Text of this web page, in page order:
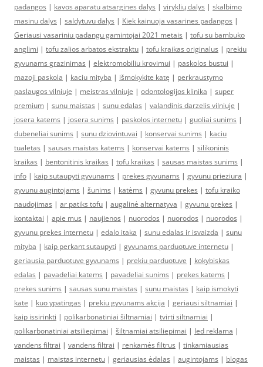
padangos | kavos aparatu atsargines dalys | viryklių dalys | skalbimo
masinu dalys | saldytuvu dalys | Kiek kainuoja vasarines padangos |
Geriausi vasariniu padangu gamintojai 2021 metais | tofu su bambuko
anglimi | tofu zalios arbatos ekstraktu | tofu kraikas originalus | prekiu
gyvunams grazinimas | elektromobiliu krovimui | paskolos bustui |
mazoji paskola | kaciu mityba | išmokykite katę | perkraustymo
paslaugos vilniuje | meistras vilniuje | odontologijos klinika | super
premium | sunu maistas | sunu edalas | valandinis darzelis vilniuje |
josera katems | josera sunims | paskolos internetu | guoliai sunims |
dubeneliai sunims | sunu dziovintuvai | konservai sunims | kaciu
tualetas | sausas maistas katems | konservai katems | silikoninis
kraikas | bentonitinis kraikas | tofu kraikas | sausas maistas sunims |
info | kaip sutaupyti gyvunams | prekes gyvunams | gyvunu prieziura |
gyvunu augintojams | šunims | katėms | gyvunu prekes | tofu kraiko
naudojimas | ar patiks tofu | augalinė alternatyva | gyvunu prekes |
kontaktai | apie mus | naujienos | nuorodos | nuorodos | nuorodos |
gyvunu prekes internetu | edalo itaka | sunu edalas ir isvaizda | sunu
mityba | kaip perkant sutaupyti | gyvunams parduotuve internetu |
geriausia parduotuve gyvunams | prekiu parduotuve | kokybiskas
edalas | pavadeliai katems | pavadeliai sunims | prekes katems |
prekes sunims | sausas sunu maistas | sunu maistas | kaip ismokyti
kate | kuo ypatingas | prekiu gyvunams akcija | geriausi siltnamiai |
kaip issirinkti | polikarbonatiniai šiltnamiai | tvirti siltnamiai |
polikarbonatiniai atsiliepimai | šiltnamiai atsiliepimai | led reklama |
vandens filtrai | vandens filtrai | renkamės filtrus | tinkamiausias
maistas | maistas internetu | geriausias ėdalas | augintojams | blogas